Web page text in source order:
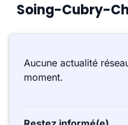
Soing-Cubry-
Aucune actualité
moment.